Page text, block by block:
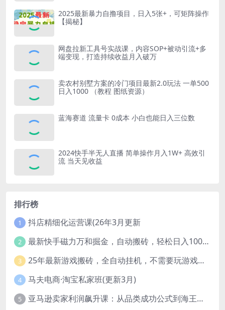
2025最新暴力自撸项目，日入5张+，可矩阵操作
【揭秘】
网盘拉新工具号实战课，内容SOP+被动引流+多
端变现，打造持续收益月入破万
卖农村别墅方案的冷门项目最新2.0玩法 一单500
日入1000 （教程 图纸资源）
蓝海赛道 流量卡 0成本 小白也能日入三位数
2024快手半无人直播 简单操作月入1W+ 高效引
流 当天见收益
排行榜
1 抖店精细化运营课(26年3月更新
2 最新快手磁力万和掘金，自动搬砖，轻松日入100-200，操作简单
3 25年最新游戏搬砖，全自动挂机，不需要玩游戏，单手机操作日入300+
4 马夫电商·淘宝私家班(更新3月)
5 亚马逊卖家利润飙升课：从品类成功公式到海王打法，让每个SKU都成爆款一路飙升(更新26年3月